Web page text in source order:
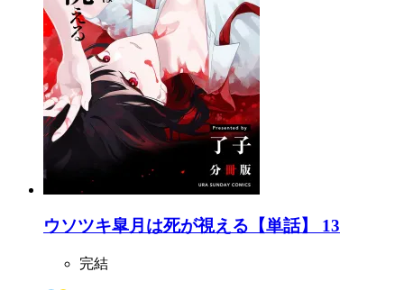
ウソツキ皐月は死が視える【単話】 13
完結